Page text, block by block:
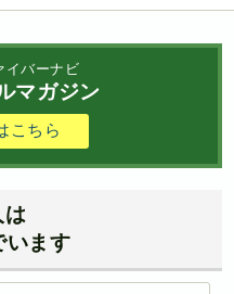
イバーナビ
マガジン
こちら
は
います